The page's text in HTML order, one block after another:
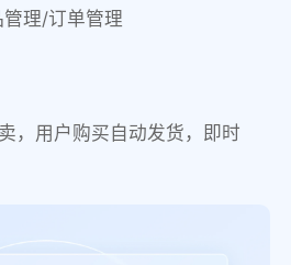
理/订单管理
，用户购买自动发货，即时